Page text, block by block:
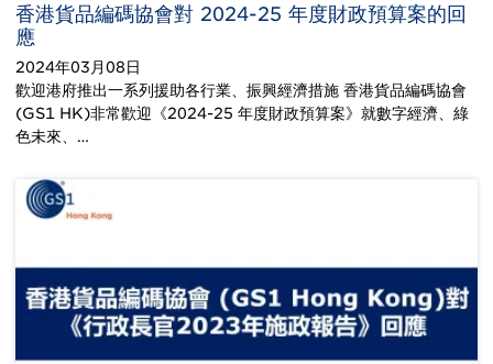
香港貨品編碼協會對 2024-25 年度財政預算案的回
應
2024年03月08日
歡迎港府推出一系列援助各行業、振興經濟措施 香港貨品編碼協會
(GS1 HK)非常歡迎《2024-25 年度財政預算案》就數字經濟、綠
色未來、…